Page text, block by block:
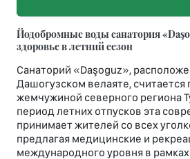
Йодобромные воды санатория
здоровье в летний сезон
Санаторий «Daşoguz»,
Дашогузском велаяте, считается
жемчужиной северного региона
период летних отпусков эта
принимает жителей со всех
предлагая медицинские и
международного уровня в